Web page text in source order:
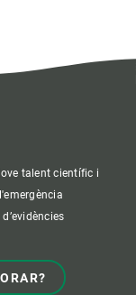
talent científic i